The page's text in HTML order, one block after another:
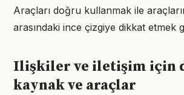
Araçları doğru kullanmak ile
arasındaki ince çizgiye dikkat etmek
Ilişkiler ve iletişim için
kaynak ve araçlar